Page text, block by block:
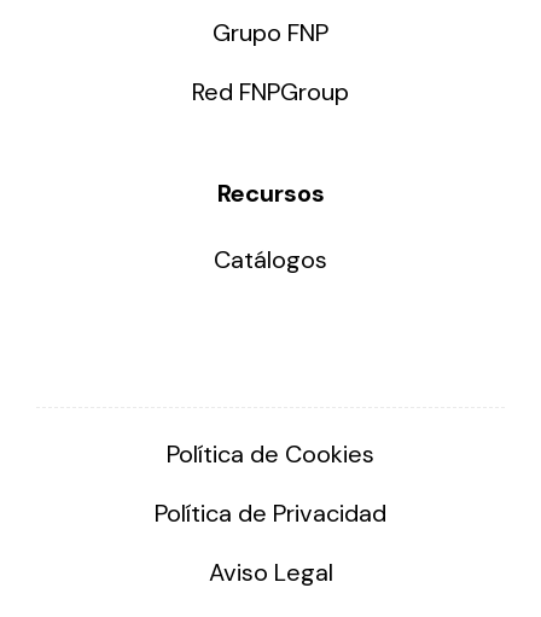
Grupo FNP
Red FNPGroup
Recursos
Catálogos
Política de Cookies
Política de Privacidad
Aviso Legal